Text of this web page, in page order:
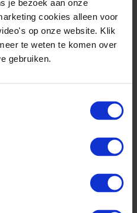
je bezoek aan onze
cookies alleen voor
op onze website. Klik
te weten te komen over
gebruiken.